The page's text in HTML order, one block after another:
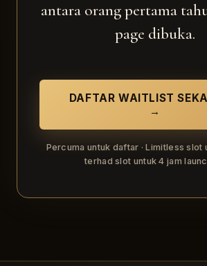
antara orang pertama
page dibuka.
DAFTAR WAITLIST
→
Percuma untuk daftar · Limitless slot
terhad slot untuk 4 jam